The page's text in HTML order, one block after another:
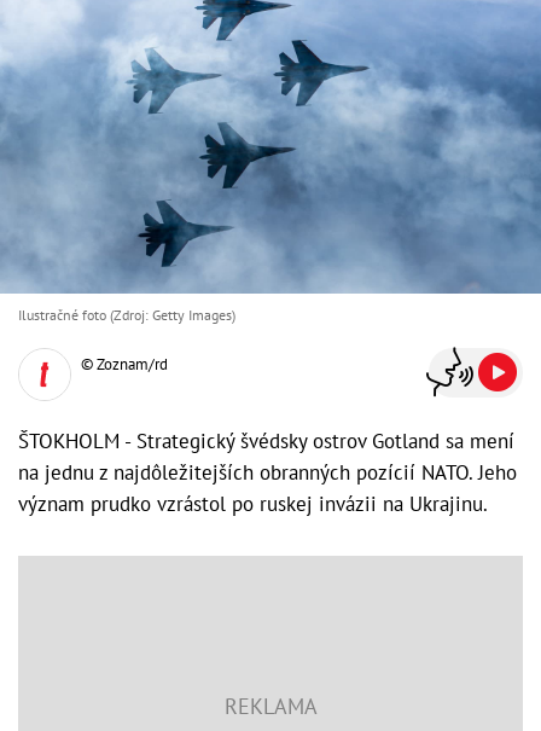
Ilustračné foto (Zdroj: Getty Images)
© Zoznam/rd
ŠTOKHOLM - Strategický švédsky ostrov Gotland sa mení
na jednu z najdôležitejších obranných pozícií NATO. Jeho
význam prudko vzrástol po ruskej invázii na Ukrajinu.